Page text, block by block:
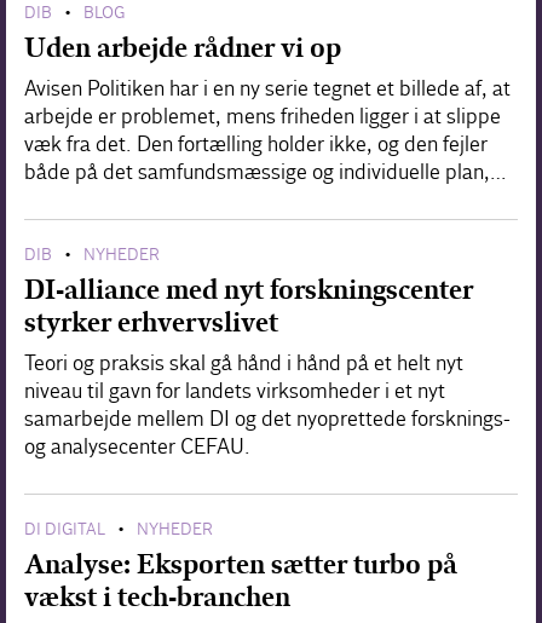
DIB • BLOG
Uden arbejde rådner vi op
Avisen Politiken har i en ny serie tegnet et billede af, at
arbejde er problemet, mens friheden ligger i at slippe
væk fra det. Den fortælling holder ikke, og den fejler
både på det samfundsmæssige og individuelle plan,…
DIB • NYHEDER
DI-alliance med nyt forskningscenter
styrker erhvervslivet
Teori og praksis skal gå hånd i hånd på et helt nyt
niveau til gavn for landets virksomheder i et nyt
samarbejde mellem DI og det nyoprettede forsknings-
og analysecenter CEFAU.
DI DIGITAL • NYHEDER
Analyse: Eksporten sætter turbo på
vækst i tech-branchen